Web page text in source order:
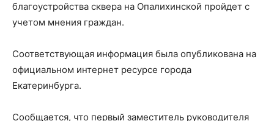
благоустройства сквера на Опалихинской пройдет с
учетом мнения граждан.
Соответствующая информация была опубликована на
официальном интернет ресурсе города
Екатеринбурга.
Сообщается, что первый заместитель руководителя